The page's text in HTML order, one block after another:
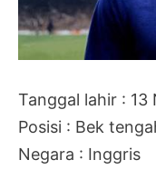
Tanggal lahir : 13
Posisi : Bek
Negara : Inggris